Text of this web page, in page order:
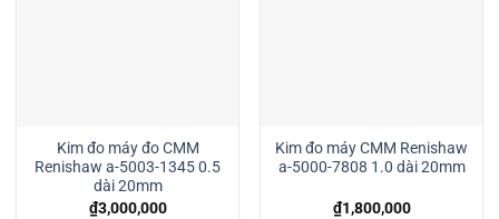
Kim đo máy đo CMM
Renishaw a-5003-1345 0.5
dài 20mm
₫3,000,000
Kim đo máy CMM Renishaw
a-5000-7808 1.0 dài 20mm
₫1,800,000